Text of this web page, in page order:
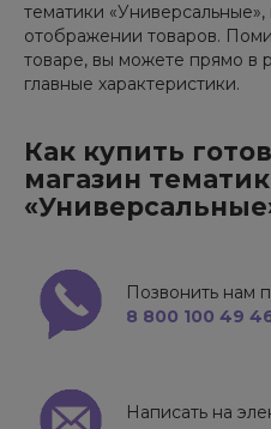
тематики
отображении товаров.
товаре, вы можете прямо в
главные характеристики.
Как купить
магазин
Позвонить нам
8 800 100 49
Написать на